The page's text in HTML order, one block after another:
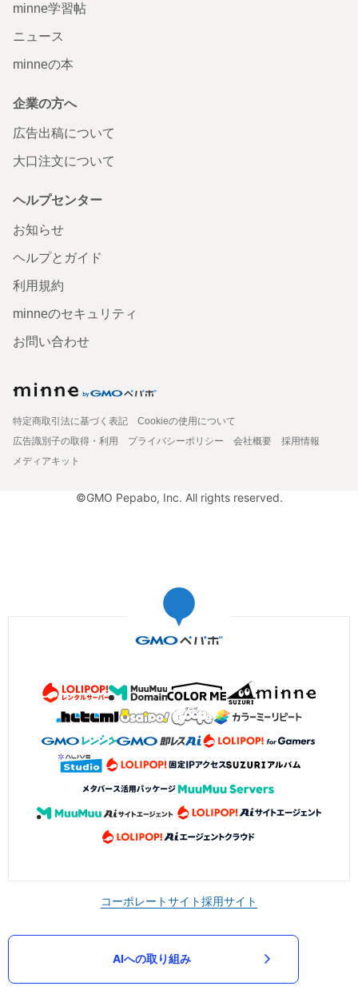
minne学習帖
ニュース
minneの本
企業の方へ
広告出稿について
大口注文について
ヘルプセンター
お知らせ
ヘルプとガイド
利用規約
minneのセキュリティ
お問い合わせ
特定商取引法に基づく表記
Cookieの使用について
広告識別子の取得・利用
プライバシーポリシー 会社概要
採用情報
メディアキット
©GMO Pepabo, Inc. All rights reserved.
コーポレートサイト採用サイト
AIへの取り組み